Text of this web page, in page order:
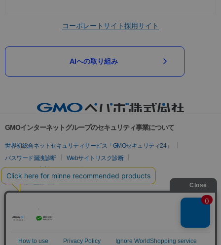
コーポレートサイト採用サイト
AIへの取り組み
GMOインターネットグループのセキュリティ事業について
世界初総合ネットセキュリティサービス「GMOセキュリティ24」
パスワード漏洩診断
Webサイトリスク診断
セキュリティ相談AIチャットボット
実在証明・盗聴対策
サイバー攻撃対策（GMOサイバーセキュリティ byイエラエ）
セキュリティ事業の軌跡